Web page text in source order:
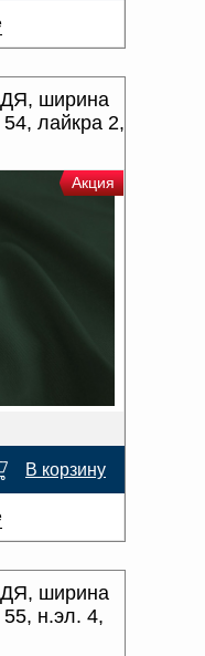
ДЯ, ширина
лайкра 2,
Акция
В корзину
ДЯ, ширина
н.эл. 4,